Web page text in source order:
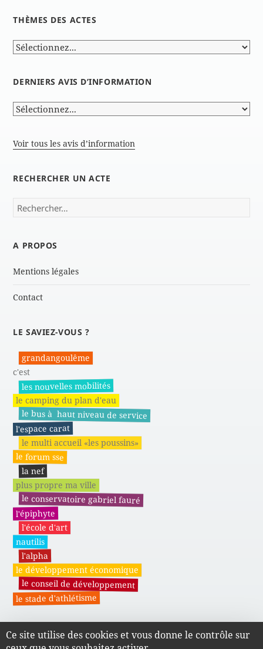
THÈMES DES ACTES
DERNIERS AVIS D’INFORMATION
Voir tous les avis d’information
RECHERCHER UN ACTE
Rechercher :
A PROPOS
Mentions légales
Contact
LE SAVIEZ-VOUS ?
grandangoulême
c'est
les nouvelles mobilités
le camping du plan d'eau
le bus à haut niveau de service
l'espace carat
le multi accueil «les poussins»
le forum sse
la nef
plus propre ma ville
le conservatoire gabriel fauré
l'épiphyte
l'école d'art
nautilis
l'alpha
le développement économique
le conseil de développement
le stade d'athlétisme
Actes administratifs du SMAPE
Ce site utilise des cookies et vous donne le contrôle sur